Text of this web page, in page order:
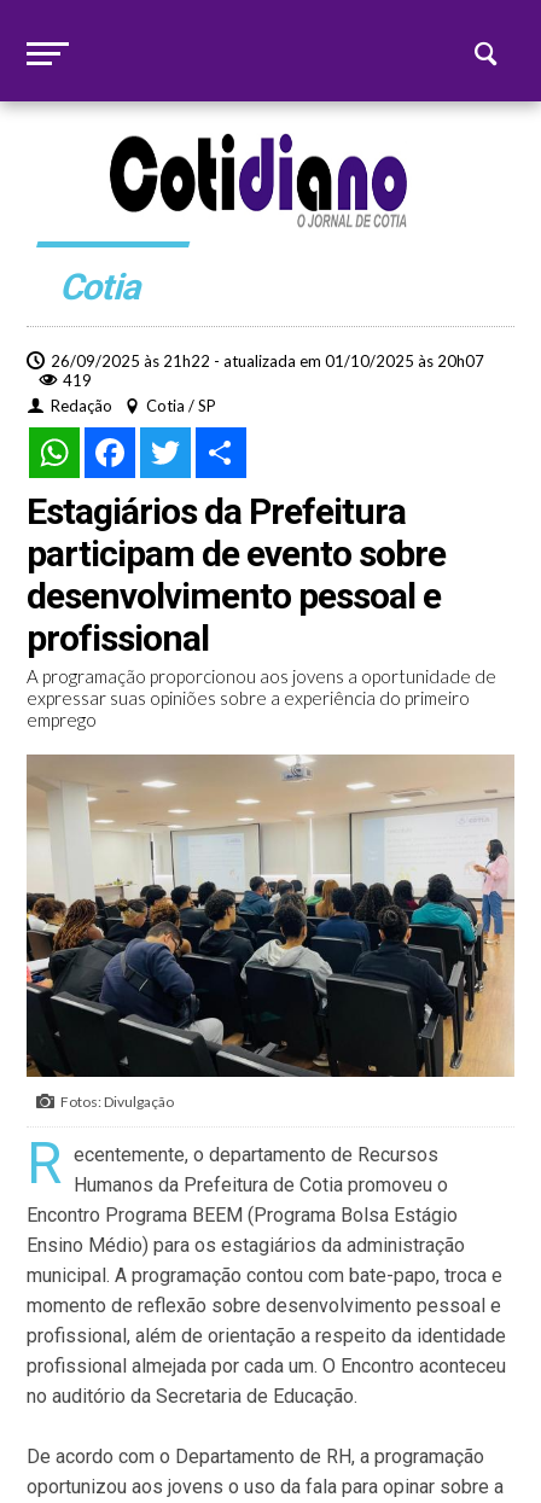
Cotia
26/09/2025 às 21h22 - atualizada em 01/10/2025 às 20h07
419
Redação
Cotia / SP
WhatsAppFacebookTwitter
Estagiários da Prefeitura
participam de evento sobre
desenvolvimento pessoal e
profissional
A programação proporcionou aos jovens a oportunidade de
expressar suas opiniões sobre a experiência do primeiro
emprego
Fotos: Divulgação
R ecentemente, o departamento de Recursos
Humanos da Prefeitura de Cotia promoveu o
Encontro Programa BEEM (Programa Bolsa Estágio
Ensino Médio) para os estagiários da administração
municipal. A programação contou com bate-papo, troca e
momento de reflexão sobre desenvolvimento pessoal e
profissional, além de orientação a respeito da identidade
profissional almejada por cada um. O Encontro aconteceu
no auditório da Secretaria de Educação.
De acordo com o Departamento de RH, a programação
oportunizou aos jovens o uso da fala para opinar sobre a